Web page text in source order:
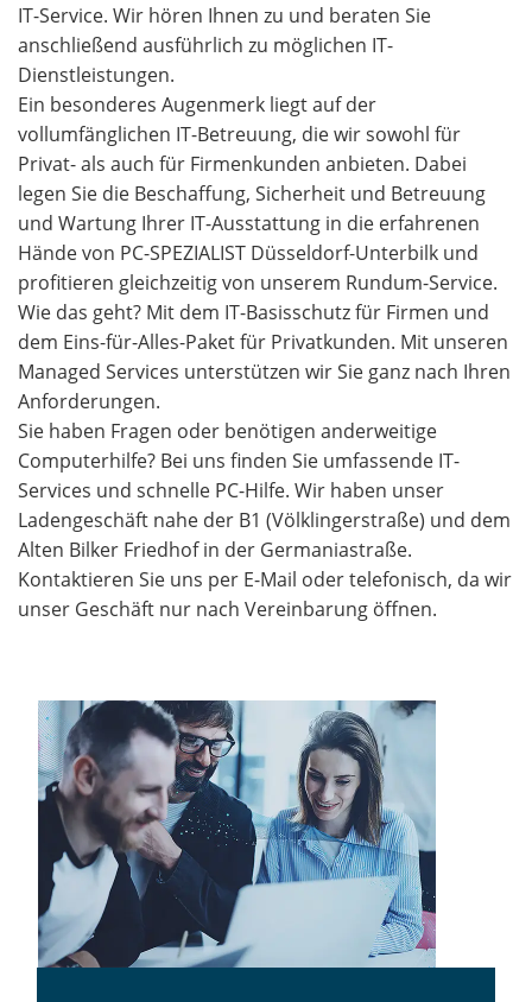
IT-Service. Wir hören Ihnen zu und beraten Sie
anschließend ausführlich zu möglichen IT-
Dienstleistungen.
Ein besonderes Augenmerk liegt auf der
vollumfänglichen IT-Betreuung, die wir sowohl für
Privat- als auch für Firmenkunden anbieten. Dabei
legen Sie die Beschaffung, Sicherheit und Betreuung
und Wartung Ihrer IT-Ausstattung in die erfahrenen
Hände von PC-SPEZIALIST Düsseldorf-Unterbilk und
profitieren gleichzeitig von unserem Rundum-Service.
Wie das geht? Mit dem IT-Basisschutz für Firmen und
dem Eins-für-Alles-Paket für Privatkunden. Mit unseren
Managed Services unterstützen wir Sie ganz nach Ihren
Anforderungen.
Sie haben Fragen oder benötigen anderweitige
Computerhilfe? Bei uns finden Sie umfassende IT-
Services und schnelle PC-Hilfe. Wir haben unser
Ladengeschäft nahe der B1 (Völklingerstraße) und dem
Alten Bilker Friedhof in der Germaniastraße.
Kontaktieren Sie uns per E-Mail oder telefonisch, da wir
unser Geschäft nur nach Vereinbarung öffnen.